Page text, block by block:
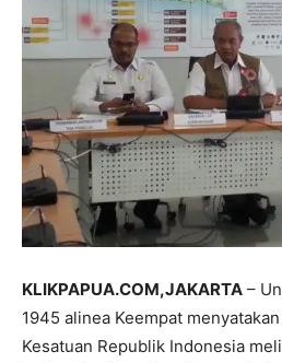
KLIKPAPUA.COM,JAKARTA –
1945 alinea Keempat
Kesatuan Republik Indonesia